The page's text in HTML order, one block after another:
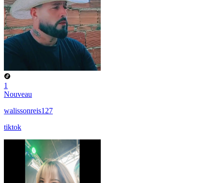
1
Nouveau
walissonreis127
tiktok